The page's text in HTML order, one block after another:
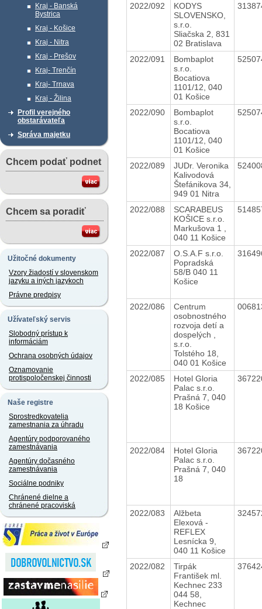
Kraj - Banská
Bystrica
Kraj - Košice
Kraj - Nitra
Kraj - Prešov
Kraj- Trenčín
Kraj- Trnava
Kraj - Žilina
Profil verejného
obstarávateľa
Správa majetku
Chcem podať podnet
Chcem sa poradiť
Užitočné dokumenty
Vzory žiadostí v slovenskom
jazyku a iných jazykoch
Právne predpisy
Užívateľský servis
Slobodný prístup k
informáciám
Ochrana osobných údajov
Oznamovanie
protispoločenskej činnosti
Naše registre
Sprostredkovatelia
zamestnania za úhradu
Agentúry podporovaného
zamestnávania
Agentúry dočasného
zamestnávania
Sociálne podniky
Chránené dielne a
chránené pracoviská
2022/092
KODYS
SLOVENSKO,
s.r.o.
Sliačska 2, 831
02 Bratislava
2022/091
Bombaplot
s.r.o.
Bocatiova
1101/12, 040
01 Košice
2022/090
Bombaplot
s.r.o.
Bocatiova
1101/12, 040
01 Košice
2022/089
JUDr. Veronika
Kalivodová
Štefánikova 34,
949 01 Nitra
2022/088
SCARABEUS
KOŠICE s.r.o.
Markušova 1 ,
040 11 Košice
2022/087
O.S.A.F s.r.o.
Popradská
58/B 040 11
Košice
2022/086
Centrum
osobnostného
rozvoja detí a
dospelých ,
s.r.o.
Tolstého 18,
040 01 Košice
2022/085
Hotel Gloria
Palac s.r.o.
Prašná 7, 040
18 Košice
2022/084
Hotel Gloria
Palac s.r.o.
Prašná 7, 040
18
2022/083
Alžbeta
Elexová -
REFLEX
Lesnícka 9,
040 11 Košice
2022/082
Tirpák
František ml.
Kechnec 233
044 58,
Kechnec